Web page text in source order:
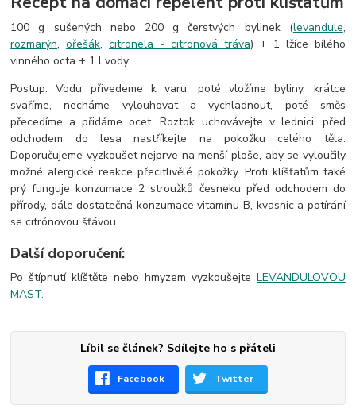
100 g sušených nebo 200 g čerstvých bylinek (levandule,
rozmarýn,ořešák,citronela - citronová tráva) + 1 lžíce bílého
vinného octa + 1 l vody.
Postup: Vodu přivedeme k varu, poté vložíme byliny, krátce
svaříme, necháme vylouhovat a vychladnout, poté směs
přecedíme a přidáme ocet. Roztok uchovávejte v lednici, před
odchodem do lesa nastříkejte na pokožku celého těla.
Doporučujeme vyzkoušet nejprve na menší ploše, aby se vyloučily
možné alergické reakce přecitlivělé pokožky. Proti klíšťatům také
prý funguje konzumace 2 stroužků česneku před odchodem do
přírody, dále dostatečná konzumace vitamínu B, kvasnic a potírání
se citrónovou šťávou.
Další doporučení:
Po štípnutí klíštěte nebo hmyzem vyzkoušejte LEVANDULOVOU
MAST.
Líbil se článek? Sdílejte ho s přáteli
Facebook Twitter